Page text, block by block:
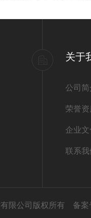
关于
公司简
荣誉资
企业文
联系我
限公司版权所有 备案